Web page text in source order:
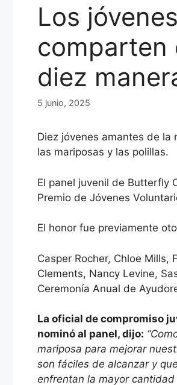
Los
comparten
diez
5 junio, 2025
Diez jóvenes amantes de
las mariposas y las polillas.
El panel juvenil de Butterfly
Premio de Jóvenes
El honor fue previamente
Casper Rocher, Chloe Mills,
Clements, Nancy Levine,
Ceremonía Anual de
La oficial de compromiso
nominó al panel, dijo:
mariposa para mejorar
son fáciles de alcanzar y
enfrentan la mayor cantidad